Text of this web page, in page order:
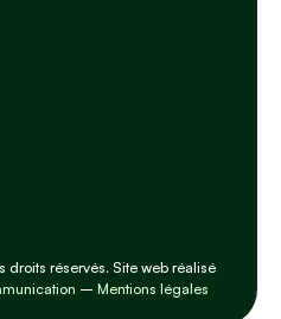
réservés. Site web réalisé
– Mentions légales